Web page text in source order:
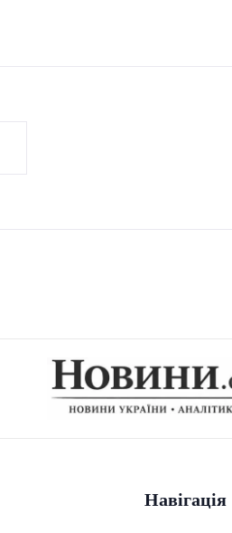
Навігація